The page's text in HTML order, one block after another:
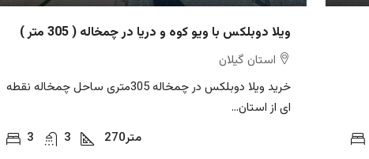
ویلا دوبلکس با ویو کوه و دریا در چمخاله ( 305 متر )
استان گیلان
خرید ویلا دوبلکس در چمخاله 305متری ساحل چمخاله نقطه
ای از استان...
3
3 270متر